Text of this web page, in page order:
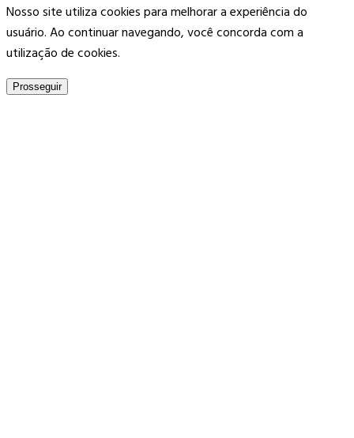
Nosso site utiliza cookies para melhorar a experiência do
usuário. Ao continuar navegando, você concorda com a
utilização de cookies.
Prosseguir